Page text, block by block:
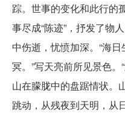
踪。世事的变化和此行的
事尽成“陈迹”，抒发了物
中伤逝，忧愤加深。“海
冥。”写天亮前所见景色
山在朦胧中的盘踞情状。
跳动，从残夜到天明，从